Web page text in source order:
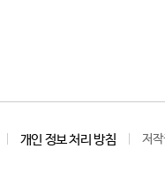
개인 정보 처리 방침 저